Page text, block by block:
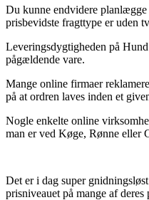
Du kunne endvidere planlægge
prisbevidste fragttype er uden
Leveringsdygtigheden på
pågældende vare.
Mange online firmaer
på at ordren laves inden et
Nogle enkelte online
man er ved Køge, Rønne eller
Det er i dag super
prisniveauet på mange af